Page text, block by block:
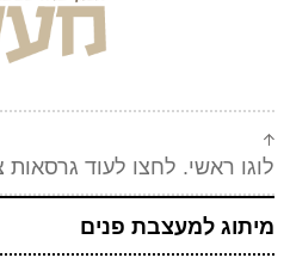
לוגו ראשי. לחצו לעוד
מיתוג למעצבת פנים